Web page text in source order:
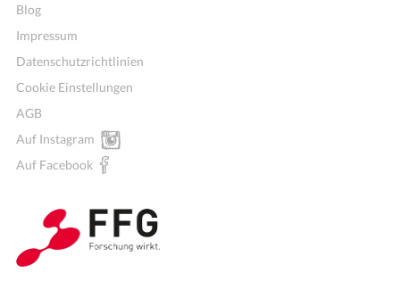
Blog
Impressum
Datenschutzrichtlinien
Cookie Einstellungen
AGB
Auf Instagram
Auf Facebook